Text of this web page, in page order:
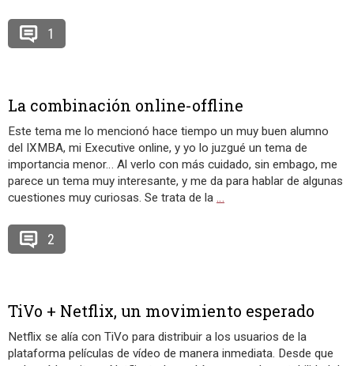
1
La combinación online-offline
Este tema me lo mencionó hace tiempo un muy buen alumno
del IXMBA, mi Executive online, y yo lo juzgué un tema de
importancia menor… Al verlo con más cuidado, sin embago, me
parece un tema muy interesante, y me da para hablar de algunas
cuestiones muy curiosas. Se trata de la …
2
TiVo + Netflix, un movimiento esperado
Netflix se alía con TiVo para distribuir a los usuarios de la
plataforma películas de vídeo de manera inmediata. Desde que